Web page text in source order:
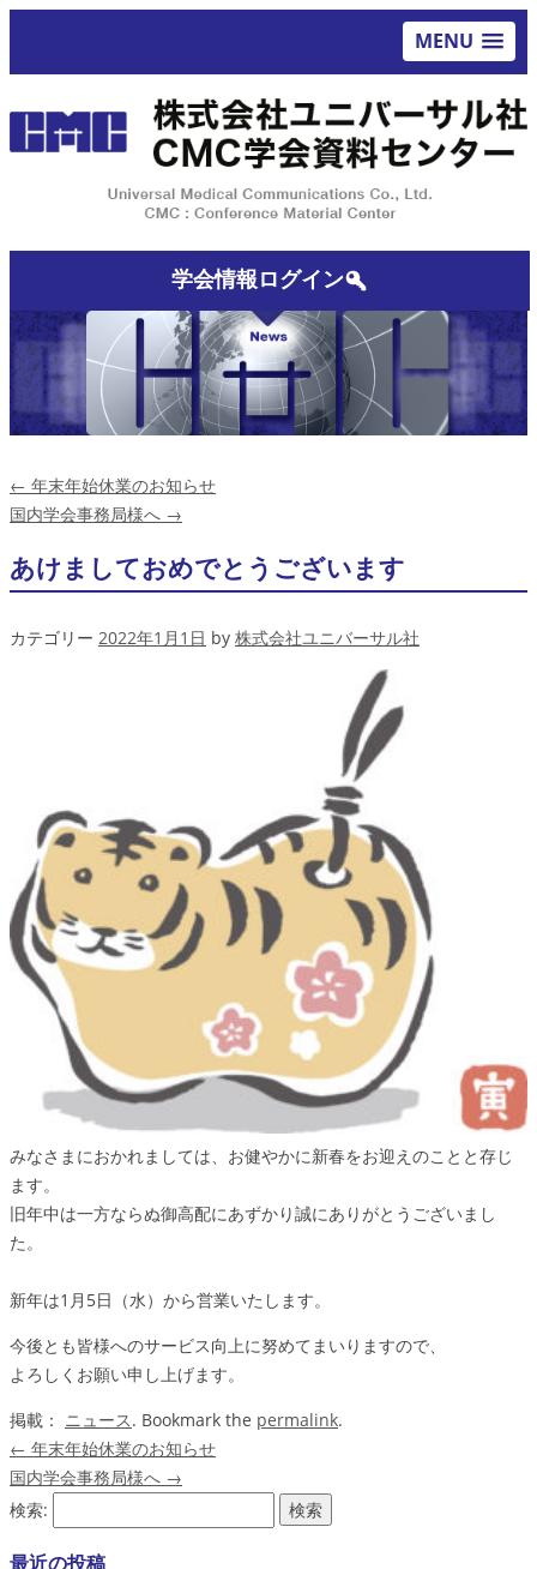
MENU
学会情報ログイン
← 年末年始休業のお知らせ
国内学会事務局様へ →
あけましておめでとうございます
カテゴリー 2022年1月1日 by 株式会社ユニバーサル社
みなさまにおかれましては、お健やかに新春をお迎えのことと存じ
ます。
旧年中は一方ならぬ御高配にあずかり誠にありがとうございまし
た。
新年は1月5日（水）から営業いたします。
今後とも皆様へのサービス向上に努めてまいりますので、
よろしくお願い申し上げます。
掲載： ニュース. Bookmark the permalink.
← 年末年始休業のお知らせ
国内学会事務局様へ →
検索:
最近の投稿